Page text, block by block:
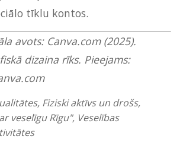
tīklu kontos.
avots: Canva.com (2025).
dizaina rīks. Pieejams:
, Fiziski aktīvs un drošs,
veselīgu Rīgu", Veselības